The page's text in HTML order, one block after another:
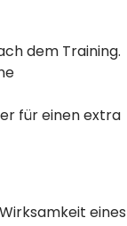
dem Training.
für einen extra
eines